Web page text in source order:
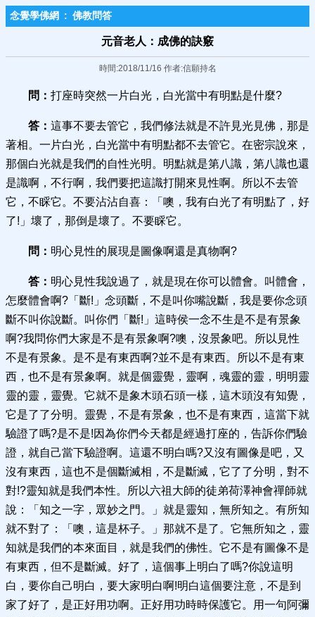
念覺學佛網 : 佛教問答
元音老人：成佛的訣竅
時間:2018/11/16 作者:信願持名
問： 打座時突然一片白光，白光當中有明點是什麼?
答： 這事不要去管它，我們修法就是不許見光見佛，那是
著相。一片白光，白光當中有明點都不去管它。在密宗說來，
那個白光就是我們的自性光明。明點就是第八識，第八識也還
是識啊，不行啊，我們要把這識打開來見性啊。所以不去管
它，不睬它。不要沾沾自喜：「噢，我有白光了有明點了，好
了!」壞了，那倒是壞了。不要睬它。
問： 明心見性的展現是圖像啊還是真物啊?
答： 明心見性我說過了，就是現在你可以體會。叫體會，
怎麼體會啊?「斷!」念頭斷，不是叫你嘴說斷，我是要你念頭
斷不叫你說斷。叫你們「斷!」這時侯一念不生是不是有景象
啊?我問你們大家是不是有景象啊?噢，沒景象吧。所以見性
不是有景象。是不是有東西啊?並不是有東西。所以不是有東
西，也不是有景象啊。就是個靈覺，靈啊，魂靈的靈，明明靈
靈的靈，靈覺。它就不是象木頭石頭一樣，這木頭沒有知覺，
它是了了分明。靈覺，不是有景象，也不是有東西，這當下就
驗證了嗎?是不是!因為你們今天都是經過打座的，告訴你們驗
證，就自己當下驗證啊。這還不明白嗎?又沒有圖像是吧，又
沒有東西，這也不是個斷滅相，不是斷滅，它了了分明，對不
對!?靈知就是我們本性。所以六祖大師的徒弟荷澤神會禪師就
說：「知之一字，眾妙之門。」就是靈知，無所知之。有所知
就不對了：「噢，這是杯子。」那就不是了。它無所知之，靈
知就是我們的本來面目，就是我們的佛性。它不是有圖像不是
有東西，但不是斷滅。好了，這個事上明白了嗎?你說這明
白，要你自己明白，要大家明白啊!明白這個要注意，不是到
家了好了，是正好用功啊。正好用功時時保護它。用一句阿彌